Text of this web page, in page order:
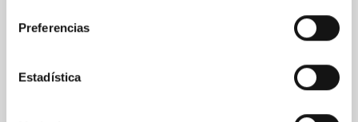
Preferencias
Estadística
Otros clientes también